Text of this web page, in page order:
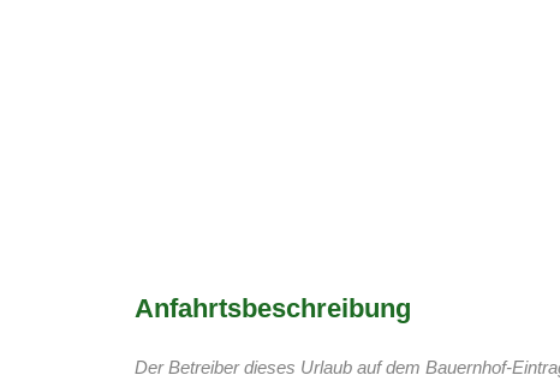
Anfahrtsbeschreibung
Der Betreiber dieses Urlaub auf dem Bauernhof-